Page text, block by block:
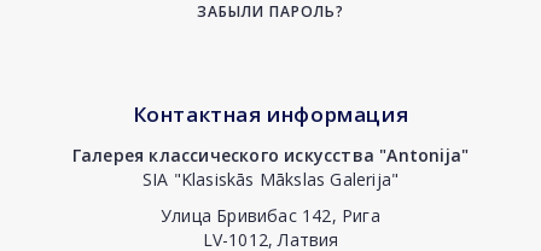
ЗАБЫЛИ ПАРОЛЬ?
Контактная информация
Галерея классического искусства "Antonija"
SIA "Klasiskās Mākslas Galerija"
Улица Бривибас 142, Рига
LV-1012, Латвия